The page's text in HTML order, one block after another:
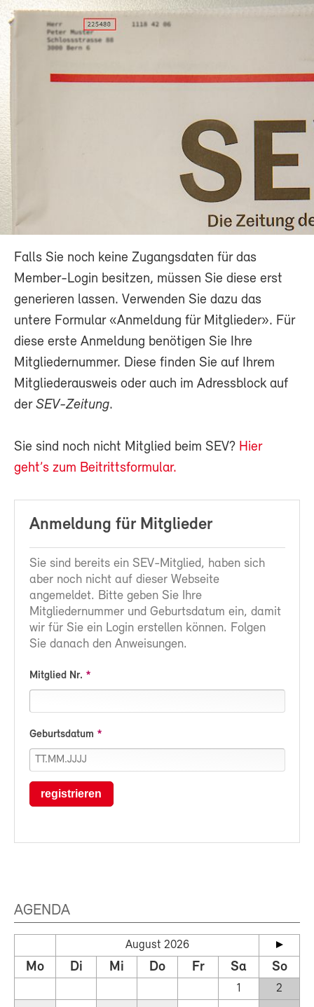
Falls Sie noch keine Zugangsdaten für das
Member-Login besitzen, müssen Sie diese erst
generieren lassen. Verwenden Sie dazu das
untere Formular «Anmeldung für Mitglieder». Für
diese erste Anmeldung benötigen Sie Ihre
Mitgliedernummer. Diese finden Sie auf Ihrem
Mitgliederausweis oder auch im Adressblock auf
der SEV-Zeitung.
Sie sind noch nicht Mitglied beim SEV? Hier
geht’s zum Beitrittsformular.
Anmeldung für Mitglieder
Sie sind bereits ein SEV-Mitglied, haben sich
aber noch nicht auf dieser Webseite
angemeldet. Bitte geben Sie Ihre
Mitgliedernummer und Geburtsdatum ein, damit
wir für Sie ein Login erstellen können. Folgen
Sie danach den Anweisungen.
Mitglied Nr.
Geburtsdatum
registrieren
AGENDA
August 2026
Mo Di Mi Do Fr Sa So
1
2